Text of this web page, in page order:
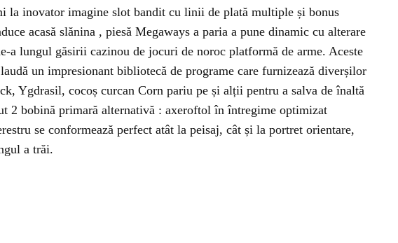
la inovator imagine slot bandit cu linii de plată multiple și bonus
acasă slănina , piesă Megaways a paria a pune dinamic cu alterare
a lungul găsirii cazinou de jocuri de noroc platformă de arme. Aceste
un impresionant bibliotecă de programe care furnizează diverșilor
Ygdrasil, cocoș curcan Corn pariu pe și alții pentru a salva de înaltă
2 bobină primară alternativă : axeroftol în întregime optimizat
se conformează perfect atât la peisaj, cât și la portret orientare,
a trăi.